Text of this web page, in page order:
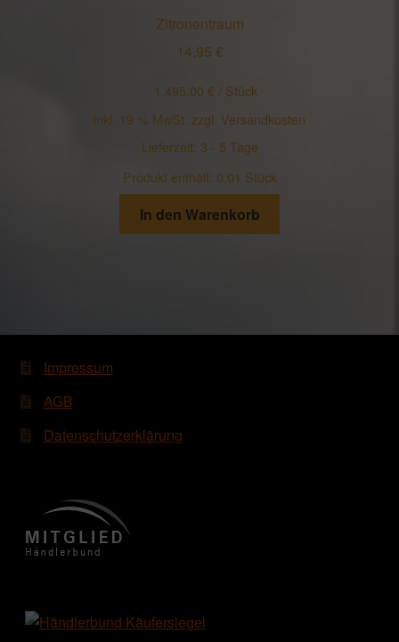
Zitronentraum
14,95 €
1.495,00€ / Stück
inkl. 19 % MwSt. zzgl. Versandkosten
Lieferzeit: 3 - 5 Tage
Produkt enthält: 0,01 Stück
In den Warenkorb
Impressum
AGB
Datenschutzerklärung